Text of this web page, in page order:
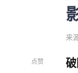
来
点赞